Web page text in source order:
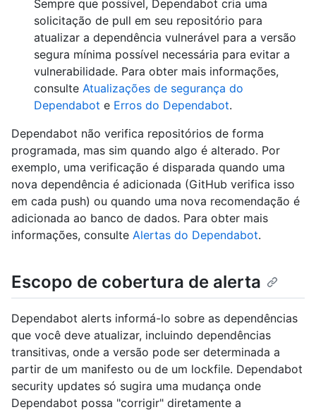
Sempre que possível, Dependabot cria uma
solicitação de pull em seu repositório para
atualizar a dependência vulnerável para a versão
segura mínima possível necessária para evitar a
vulnerabilidade. Para obter mais informações,
consulte Atualizações de segurança do
Dependabot e Erros do Dependabot.
Dependabot não verifica repositórios de forma
programada, mas sim quando algo é alterado. Por
exemplo, uma verificação é disparada quando uma
nova dependência é adicionada (GitHub verifica isso
em cada push) ou quando uma nova recomendação é
adicionada ao banco de dados. Para obter mais
informações, consulte Alertas do Dependabot.
Escopo de cobertura de alerta
Dependabot alerts informá-lo sobre as dependências
que você deve atualizar, incluindo dependências
transitivas, onde a versão pode ser determinada a
partir de um manifesto ou de um lockfile. Dependabot
security updates só sugira uma mudança onde
Dependabot possa "corrigir" diretamente a